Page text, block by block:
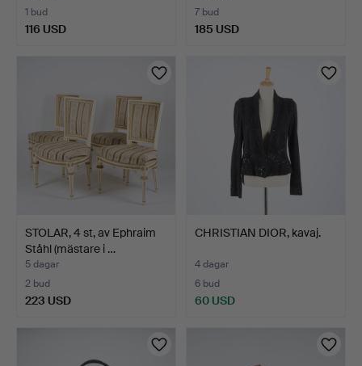
1 bud
116 USD
7 bud
185 USD
STOLAR, 4 st, av Ephraim
Ståhl (mästare i …
5 dagar
2 bud
223 USD
CHRISTIAN DIOR, kavaj.
4 dagar
6 bud
60 USD